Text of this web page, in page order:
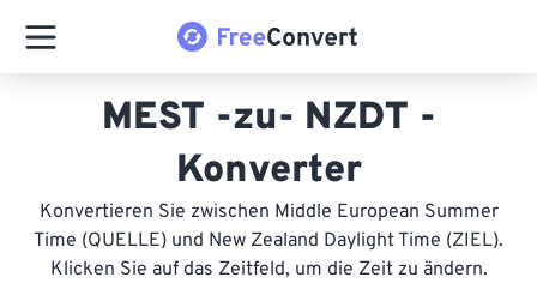
MEST -zu- NZDT -
Konverter
Konvertieren Sie zwischen Middle European Summer
Time (QUELLE) und New Zealand Daylight Time (ZIEL).
Klicken Sie auf das Zeitfeld, um die Zeit zu ändern.